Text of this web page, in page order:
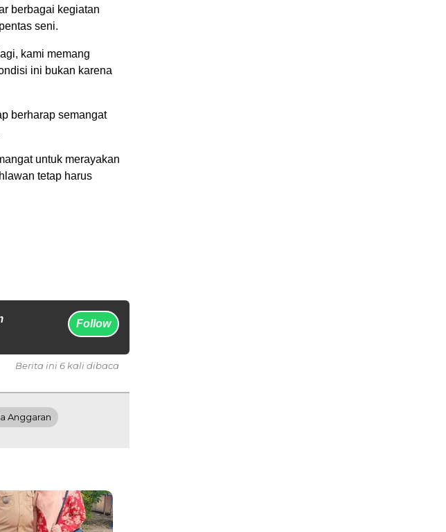
berbagai kegiatan
seni.
kami memang
ini bukan karena
berharap semangat
untuk merayakan
tetap harus
Follow
Berita ini 6 kali dibaca
Anggaran